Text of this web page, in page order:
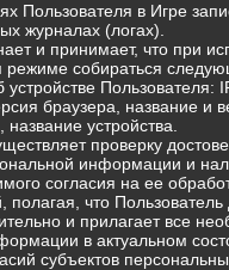
Пользователя в Игре
журналах (логах).
и принимает, что при
режиме собираться
Пользователя:
браузера, название и
устройства.
проверку
информации и
согласия на ее
что Пользователь
и прилагает все
в актуальном
субъектов